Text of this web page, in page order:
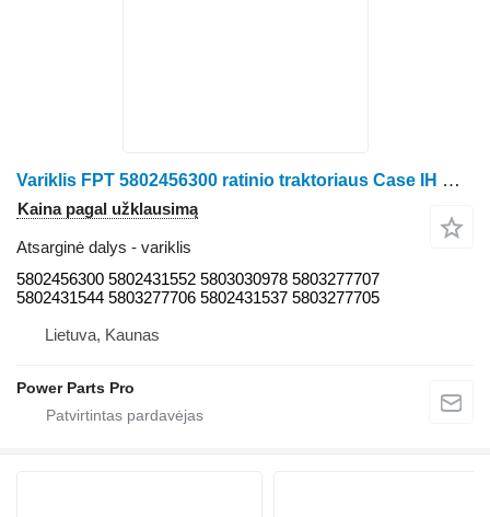
Variklis FPT 5802456300 ratinio traktoriaus Case IH Magnum
Kaina pagal užklausimą
Atsarginė dalys - variklis
5802456300 5802431552 5803030978 5803277707
5802431544 5803277706 5802431537 5803277705
Lietuva, Kaunas
Power Parts Pro